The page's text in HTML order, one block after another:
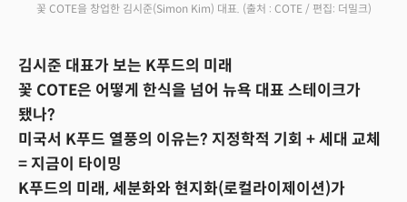
꽃 COTE을 창업한 김시준(Simon Kim) 대표. (출처 : COTE / 편집: 더밀크)
김시준 대표가 보는 K푸드의 미래
꽃 COTE은 어떻게 한식을 넘어 뉴욕 대표 스테이크가
됐나?
미국서 K푸드 열풍의 이유는? 지정학적 기회 + 세대 교체
= 지금이 타이밍
K푸드의 미래, 세분화와 현지화(로컬라이제이션)가